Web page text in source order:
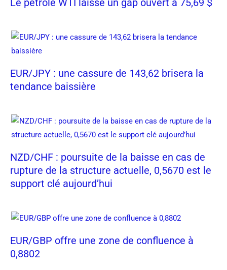
Le pétrole WTI laisse un gap ouvert à 75,69 $
EUR/JPY : une cassure de 143,62 brisera la
tendance baissière
NZD/CHF : poursuite de la baisse en cas de
rupture de la structure actuelle, 0,5670 est le
support clé aujourd’hui
EUR/GBP offre une zone de confluence à
0,8802